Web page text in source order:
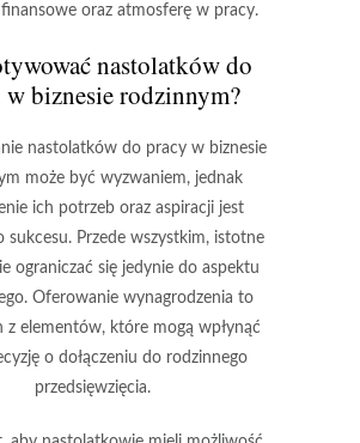
oraz atmosferę w pracy.
nastolatków do
w biznesie rodzinnym?
nastolatków do pracy w biznesie
może być wyzwaniem, jednak
ich potrzeb oraz aspiracji jest
sukcesu. Przede wszystkim, istotne
ograniczać się jedynie do aspektu
Oferowanie wynagrodzenia to
z elementów, które mogą wpłynąć
o dołączeniu do rodzinnego
przedsięwzięcia.